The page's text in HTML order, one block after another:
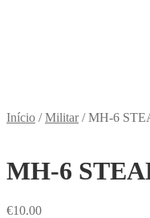
Início /Militar/MH-6
MH-6
€10.00